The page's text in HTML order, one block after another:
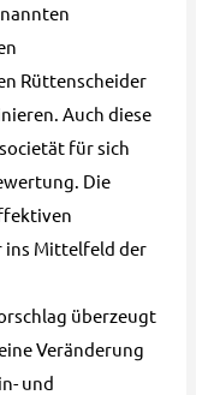
Rüttenscheider
Auch diese
für sich
Die
ins Mittelfeld der
überzeugt
Veränderung
und